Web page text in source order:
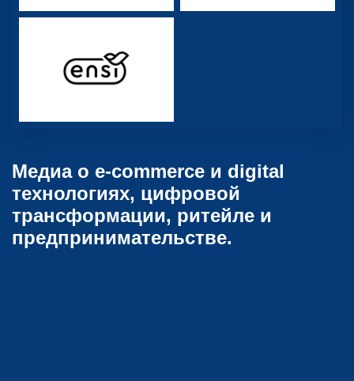
Медиа о e-commerce и digital
технологиях, цифровой
трансформации, ритейле и
предпринимательстве.